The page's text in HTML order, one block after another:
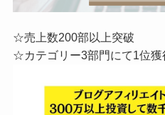
☆売上数200部以上突破
☆カテゴリー3部門にて1位獲